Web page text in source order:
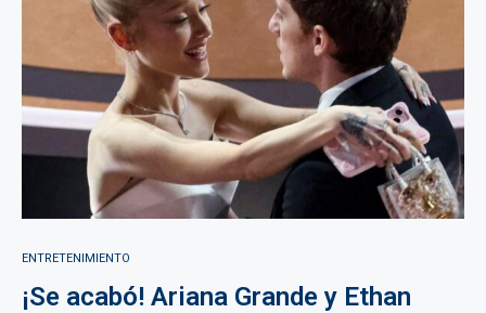
ENTRETENIMIENTO
¡Se acabó! Ariana Grande y Ethan